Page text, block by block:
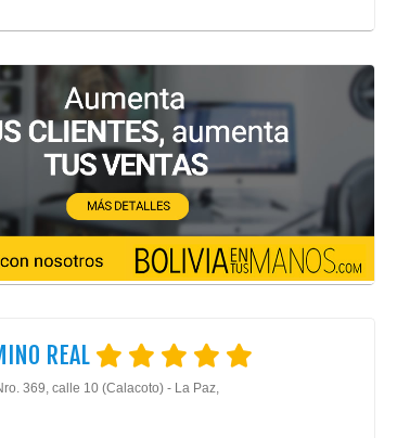
REAL
369, calle 10 (Calacoto) - La Paz,